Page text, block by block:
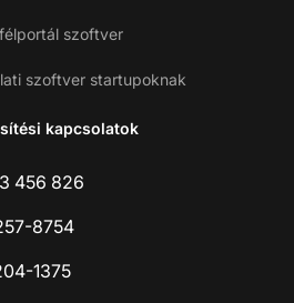
szoftver
szoftver startupoknak
kapcsolatok
456 826
8754
1375